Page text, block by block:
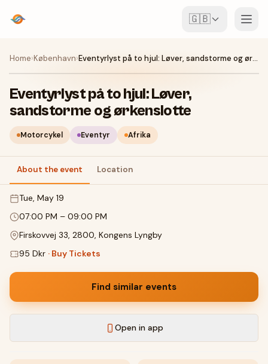
🇬🇧
Events
Map
Venues
For Organisers
Create event
Home›København› Eventyrlyst på to hjul: Løver, sandstorme og ørkenslotte
Eventyrlyst på to hjul: Løver,
sandstorme og ørkenslotte
Motorcykel Eventyr Afrika
About the event Location
Tue, May 19
07:00 PM – 09:00 PM
Firskovvej 33, 2800, Kongens Lyngby
95 Dkr · Buy Tickets
Find similar events
Open in app